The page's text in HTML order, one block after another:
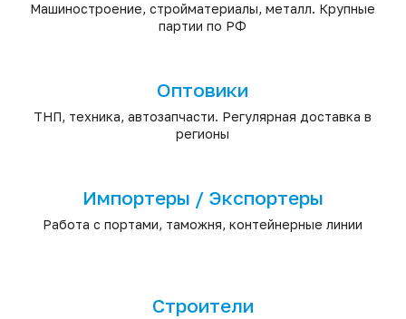
Машиностроение, стройматериалы, металл. Крупные
партии по РФ
Оптовики
ТНП, техника, автозапчасти. Регулярная доставка в
регионы
Импортеры / Экспортеры
Работа с портами, таможня, контейнерные линии
Строители